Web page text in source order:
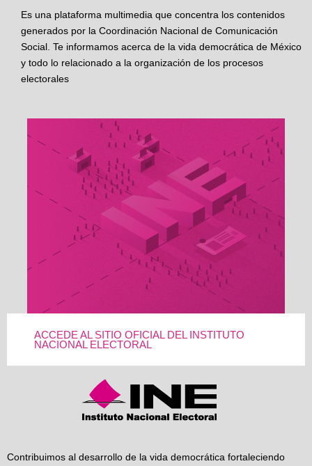
Es una plataforma multimedia que concentra los contenidos
generados por la Coordinación Nacional de Comunicación
Social. Te informamos acerca de la vida democrática de México
y todo lo relacionado a la organización de los procesos
electorales
ACCEDE AL SITIO OFICIAL DEL INSTITUTO
NACIONAL ELECTORAL
Contribuimos al desarrollo de la vida democrática fortaleciendo